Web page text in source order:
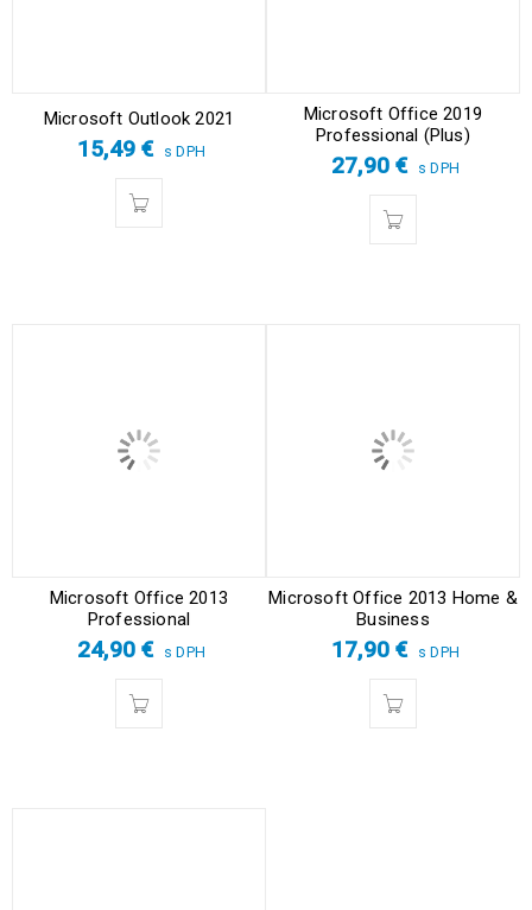
Microsoft Outlook 2021
15,49€ s DPH
Microsoft Office 2019
Professional (Plus)
27,90€ s DPH
Microsoft Office 2013
Professional
24,90€ s DPH
Microsoft Office 2013 Home &
Business
17,90€ s DPH